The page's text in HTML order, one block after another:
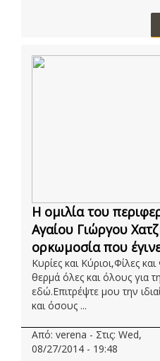
Η ομιλία του
Αγαίου Γιώργου
ορκωμοσία που
Κυρίες και Κύριοι,Φίλες
θερμά όλες και όλους για
εδώ.Επιτρέψτε μου την
και όσους ...
Από: verena - Στις: Wed,
08/27/2014 - 19:48